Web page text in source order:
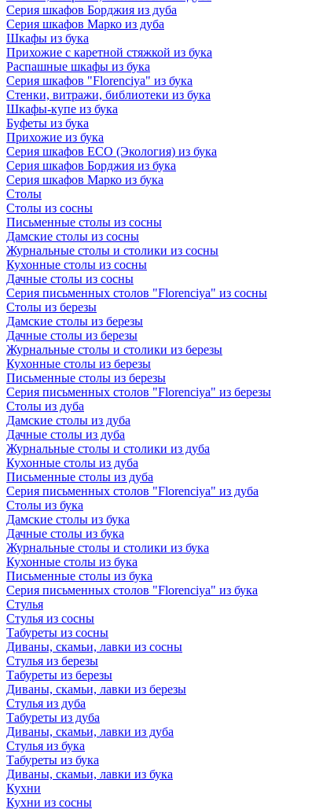
Серия шкафов Борджия из дуба
Серия шкафов Марко из дуба
Шкафы из бука
Прихожие с каретной стяжкой из бука
Распашные шкафы из бука
Серия шкафов "Florenciya" из бука
Стенки, витражи, библиотеки из бука
Шкафы-купе из бука
Буфеты из бука
Прихожие из бука
Серия шкафов ECO (Экология) из бука
Серия шкафов Борджия из бука
Серия шкафов Марко из бука
Столы
Столы из сосны
Письменные столы из сосны
Дамские столы из сосны
Журнальные столы и столики из сосны
Кухонные столы из сосны
Дачные столы из сосны
Серия письменных столов "Florenciya" из сосны
Столы из березы
Дамские столы из березы
Дачные столы из березы
Журнальные столы и столики из березы
Кухонные столы из березы
Письменные столы из березы
Серия письменных столов "Florenciya" из березы
Столы из дуба
Дамские столы из дуба
Дачные столы из дуба
Журнальные столы и столики из дуба
Кухонные столы из дуба
Письменные столы из дуба
Серия письменных столов "Florenciya" из дуба
Столы из бука
Дамские столы из бука
Дачные столы из бука
Журнальные столы и столики из бука
Кухонные столы из бука
Письменные столы из бука
Серия письменных столов "Florenciya" из бука
Стулья
Стулья из сосны
Табуреты из сосны
Диваны, скамьи, лавки из сосны
Стулья из березы
Табуреты из березы
Диваны, скамьи, лавки из березы
Стулья из дуба
Табуреты из дуба
Диваны, скамьи, лавки из дуба
Стулья из бука
Табуреты из бука
Диваны, скамьи, лавки из бука
Кухни
Кухни из сосны